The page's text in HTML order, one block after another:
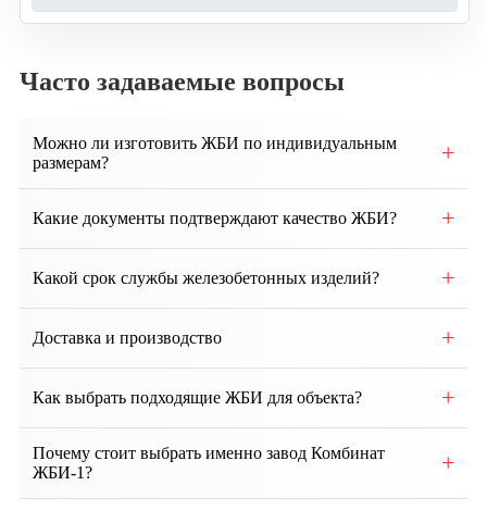
Часто задаваемые вопросы
Можно ли изготовить ЖБИ по индивидуальным
размерам?
+
индивидуальным чертежам и техническим
Какие документы подтверждают качество ЖБИ? +
сертификатами соответствия и протоколами
Какой срок службы железобетонных изделий? +
службы ЖБИ составляет от 50 до 100 лет и более.
Доставка и производство +
всех этапах. Доставка по региону и всей России.
Как выбрать подходящие ЖБИ для объекта? +
условий и нагрузок. Наши специалисты помогут
подобрать оптимальные изделия и
Почему стоит выбрать именно завод Комбинат
ЖБИ-1?
+